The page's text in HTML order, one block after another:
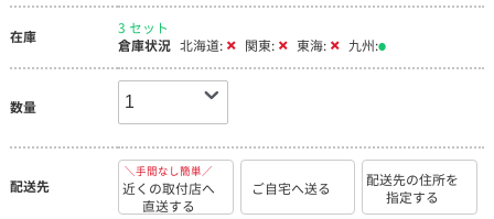
在庫
3 セット
倉庫状況 北海道: 関東: 東海: 九州:
数量
配送先
＼手間なし簡単／
近くの取付店へ
直送する
ご自宅へ送る
配送先の住所を
指定する